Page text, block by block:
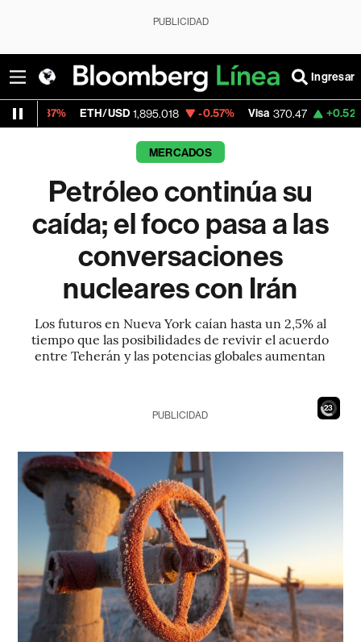
PUBLICIDAD
Ingresar
ETH/USD 1,895.018 -0.57% Visa 370.47 +0.52%
MERCADOS
Petróleo continúa su
caída; el foco pasa a las
conversaciones
nucleares con Irán
Los futuros en Nueva York caían hasta un 2,5% al
tiempo que las posibilidades de revivir el acuerdo
entre Teherán y las potencias globales aumentan
21
PUBLICIDAD